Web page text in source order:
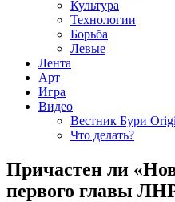
Культура
Технологии
Борьба
Левые
Лента
Арт
Игра
Видео
Вестник Бури
Что делать?
Причастен ли
первого главы